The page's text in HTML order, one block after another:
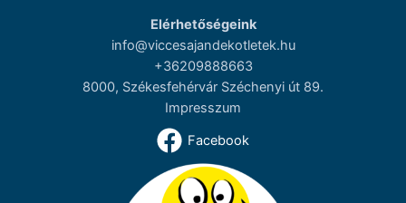
Elérhetőségeink
info@viccesajandekotletek.hu
+36209888663
8000, Székesfehérvár Széchenyi út 89.
Impresszum
Facebook